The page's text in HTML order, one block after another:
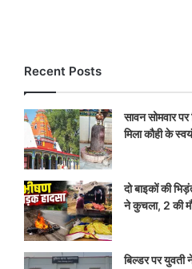
Recent Posts
सावन सोमवार
मिला कौही के
दो बाइकों की
ने कुचला, 2 की
बिल्डर पर युवती